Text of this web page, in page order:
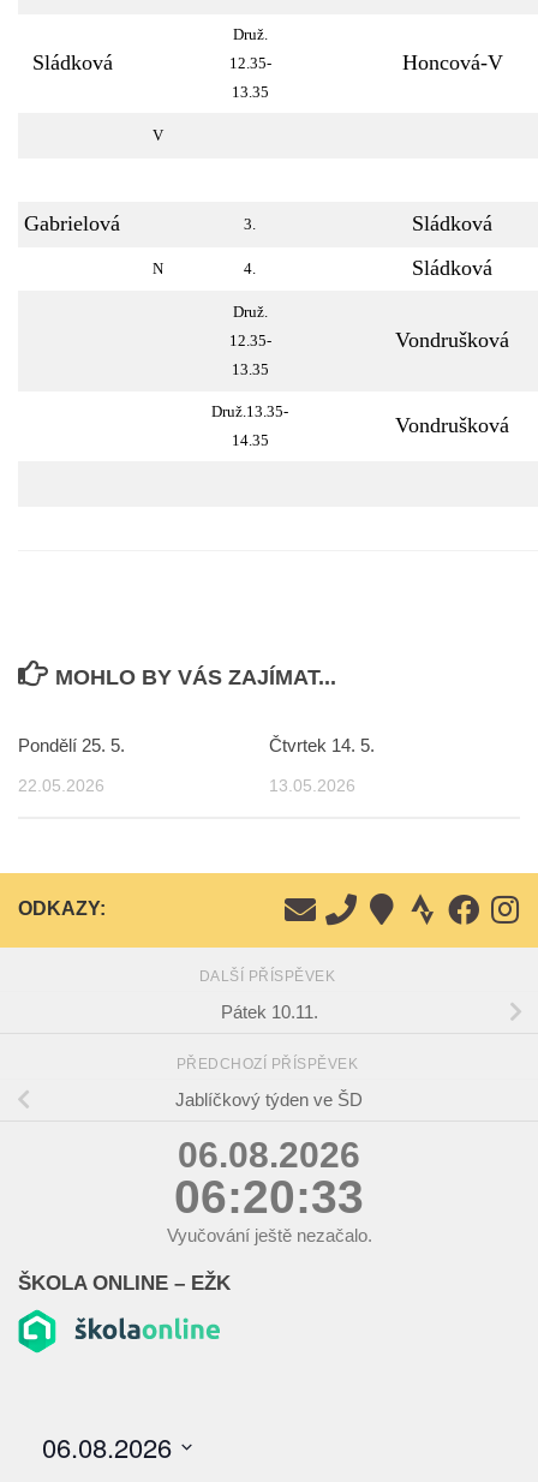
Sládková
Druž.
12.35-
13.35
Honcová-V
V
Gabrielová 3. Sládková
N 4. Sládková
Druž.
12.35-
13.35
Vondrušková
Druž.13.35-
14.35
Vondrušková
MOHLO BY VÁS ZAJÍMAT...
Pondělí 25. 5.
22.05.2026
Čtvrtek 14. 5.
13.05.2026
ODKAZY:
DALŠÍ PŘÍSPĚVEK
Pátek 10.11.
PŘEDCHOZÍ PŘÍSPĚVEK
Jablíčkový týden ve ŠD
06.08.2026
06:20:34
Vyučování ještě nezačalo.
ŠKOLA ONLINE – EŽK